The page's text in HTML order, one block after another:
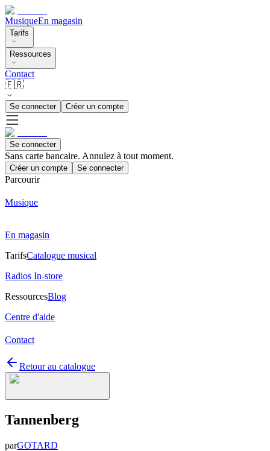
MusiqueEn magasin
Tarifs
Ressources
Contact
🇫🇷
Se connecter Créer un compte
Se connecter
Sans carte bancaire. Annulez à tout moment.
Créer un compte Se connecter
Parcourir
Musique
En magasin
TarifsCatalogue musical
Radios In-store
RessourcesBlog
Centre d'aide
Contact
Retour au catalogue
Tannenberg
parGOTARD